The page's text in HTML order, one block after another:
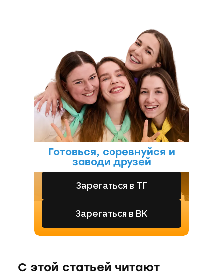
Готовься, соревнуйся и
заводи друзей
Зарегаться в ТГ
Зарегаться в ВК
С этой статьей читают